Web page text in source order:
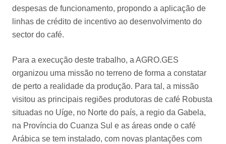
despesas de funcionamento, propondo a aplicação de
linhas de crédito de incentivo ao desenvolvimento do
sector do café.
Para a execução deste trabalho, a AGRO.GES
organizou uma missão no terreno de forma a constatar
de perto a realidade da produção. Para tal, a missão
visitou as principais regiões produtoras de café Robusta
situadas no Uíge, no Norte do país, a regio da Gabela,
na Província do Cuanza Sul e as áreas onde o café
Arábica se tem instalado, com novas plantações com